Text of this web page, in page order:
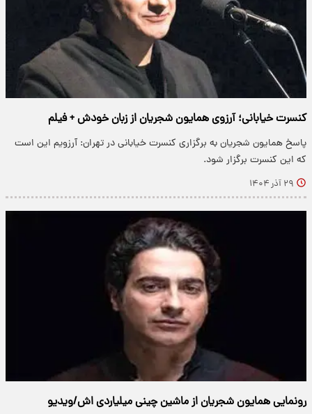
کنسرت خیابانی؛ آرزوی همایون شجریان از زبان خودش + فیلم
پاسخ همایون شجریان به برگزاری کنسرت خیابانی در تهران: آرزویم این است
که این کنسرت برگزار شود.
۲۹ آذر ۱۴۰۴
رونمایی همایون شجریان از ماشین چینی میلیاردی اش/ویدیو